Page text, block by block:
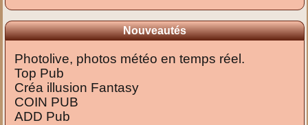
Nouveautés
Photolive, photos météo en temps réel.
Top Pub
Créa illusion Fantasy
COIN PUB
ADD Pub